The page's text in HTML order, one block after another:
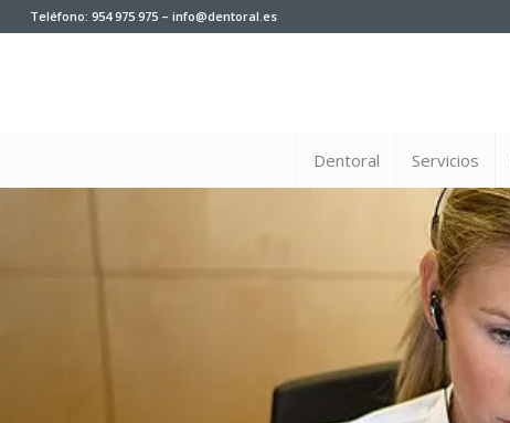
Teléfono: 954 975 975 – info@dentoral.es
Dentoral Servicios